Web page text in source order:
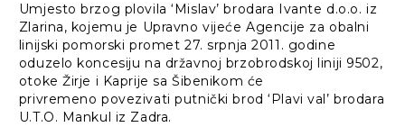
Umjesto brzog plovila ‘Mislav’ brodara Ivante d.o.o. iz
Zlarina, kojemu je Upravno vijeće Agencije za obalni
linijski pomorski promet 27. srpnja 2011. godine
oduzelo koncesiju na državnoj brzobrodskoj liniji 9502,
otoke Žirje i Kaprije sa Šibenikom će
privremeno povezivati putnički brod ‘Plavi val’ brodara
U.T.O. Mankul iz Zadra.